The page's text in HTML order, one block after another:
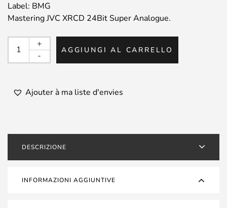
Label: BMG
Mastering JVC XRCD 24Bit Super Analogue.
HANS
MARIA
Recorder
-
+
AGGIUNGI AL CARRELLO
Ajouter à ma liste d'envies
DESCRIZIONE
INFORMAZIONI AGGIUNTIVE